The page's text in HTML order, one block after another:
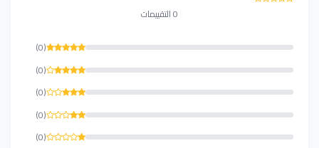
0 التقييمات
(0)
(0)
(0)
(0)
(0)